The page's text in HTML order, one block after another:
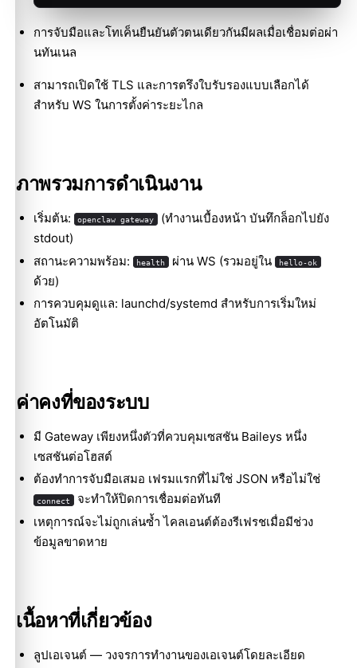
การจับมือและโทเค็นยืนยันตัวตนเดียวกันมีผลเมื่อเชื่อมต่อผ่า
นทันเนล
สามารถเปิดใช้ TLS และการตรึงใบรับรองแบบเลือกได้
สำหรับ WS ในการตั้งค่าระยะไกล
ภาพรวมการดำเนินงาน
เริ่มต้น: openclaw gateway
(ทำงานเบื้องหน้า บันทึกล็อกไปยัง
stdout)
สถานะความพร้อม:
health ผ่าน WS (รวมอยู่ใน hello-ok
ด้วย)
การควบคุมดูแล: launchd/systemd สำหรับการเริ่มใหม่
อัตโนมัติ
ค่าคงที่ของระบบ
มี Gateway เพียงหนึ่งตัวที่ควบคุมเซสชัน Baileys หนึ่ง
เซสชันต่อโฮสต์
ต้องทำการจับมือเสมอ เฟรมแรกที่ไม่ใช่ JSON หรือไม่ใช่
connect
จะทำให้ปิดการเชื่อมต่อทันที
เหตุการณ์จะไม่ถูกเล่นซ้ำ ไคลเอนต์ต้องรีเฟรชเมื่อมีช่วง
ข้อมูลขาดหาย
เนื้อหาที่เกี่ยวข้อง
ลูปเอเจนต์— วงจรการทำงานของเอเจนต์โดยละเอียด